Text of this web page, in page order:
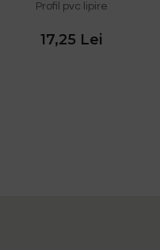
Profil pvc lipire
17,25 Lei